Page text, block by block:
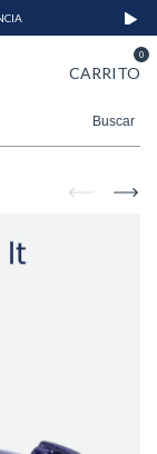
CARRITO
0
Buscar